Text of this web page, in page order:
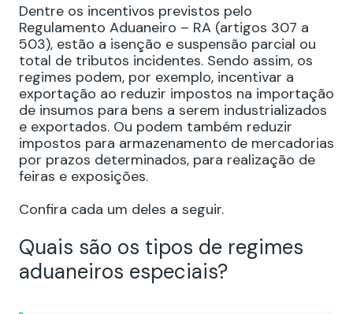
Dentre os incentivos previstos pelo
Regulamento Aduaneiro – RA (artigos 307 a
503), estão a isenção e suspensão parcial ou
total de tributos incidentes. Sendo assim, os
regimes podem, por exemplo, incentivar a
exportação ao reduzir impostos na importação
de insumos para bens a serem industrializados
e exportados. Ou podem também reduzir
impostos para armazenamento de mercadorias
por prazos determinados, para realização de
feiras e exposições.
Confira cada um deles a seguir.
Quais são os tipos de regimes
aduaneiros especiais?